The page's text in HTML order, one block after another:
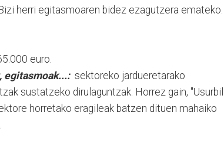
herri egitasmoaren bidez ezagutzera emateko.
euro.
egitasmoak...:sektoreko jardueretarako
sustatzeko dirulaguntzak. Horrez gain,
horretako eragileak batzen dituen mahaiko